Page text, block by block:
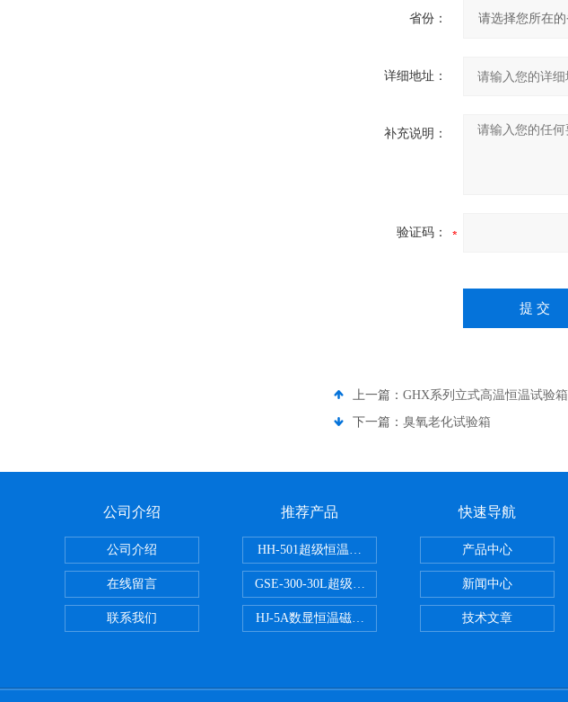
省份：
详细地址：
补充说明：
验证码：
上一篇： GHX系列立式高温恒温试验箱
下一篇： 臭氧老化试验箱
公司介绍
公司介绍
在线留言
联系我们
推荐产品
HH-501超级恒温水浴
GSE-300-30L超级循环恒温油浴锅
HJ-5A数显恒温磁力搅拌器
快速导航
产品中心
新闻中心
技术文章